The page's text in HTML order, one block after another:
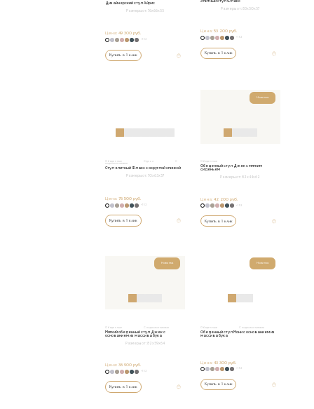
Дизайнерский стул Айрис
Размеры от: 76х66х55
Цена: 49 300 руб.
+152
Купить в 1 клик
Элитный стул Флакс
Размеры от: 83х50х57
Цена:53 200 руб.
+152
Купить в 1 клик
Обеденные Стулья
подлокотниками
Стул элитный Флакс с округлой спинкой
Размеры от: 70х63х57
Цена: 78 500 руб.
+152
Купить в 1 клик
Новинка
Обеденные
Обеденный стул Джек с мягким
сиденьем
Размеры от: 82x44x62
Цена:42 200 руб.
+152
Купить в 1 клик
Новинка
Обеденные С подлокотниками
Мягкий обеденный стул Джек с
основанием из массива бука
Размеры от: 82х59х64
Цена: 38 900 руб.
+152
Купить в 1 клик
Новинка
Обеденные С подлокотниками
Обеденный стул Мони с основанием из
массива бука
Цена:43 300 руб.
Купить в 1 клик